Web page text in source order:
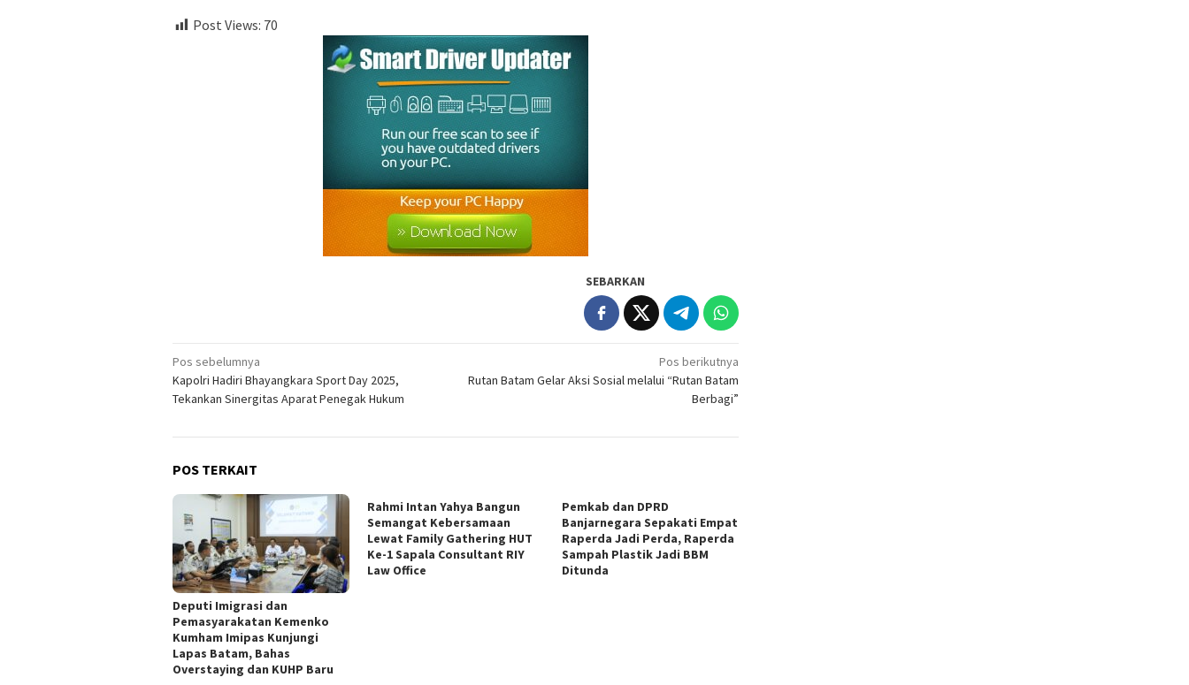
Post Views: 70
SEBARKAN
Navigasi
pos
Pos sebelumnya
Kapolri Hadiri Bhayangkara Sport Day 2025,
Tekankan Sinergitas Aparat Penegak Hukum
Pos berikutnya
Rutan Batam Gelar Aksi Sosial melalui “Rutan Batam
Berbagi”
POS TERKAIT
Deputi Imigrasi dan
Pemasyarakatan Kemenko
Kumham Imipas Kunjungi
Lapas Batam, Bahas
Overstaying dan KUHP Baru
Rahmi Intan Yahya Bangun
Semangat Kebersamaan
Lewat Family Gathering HUT
Ke-1 Sapala Consultant RIY
Law Office
Pemkab dan DPRD
Banjarnegara Sepakati Empat
Raperda Jadi Perda, Raperda
Sampah Plastik Jadi BBM
Ditunda